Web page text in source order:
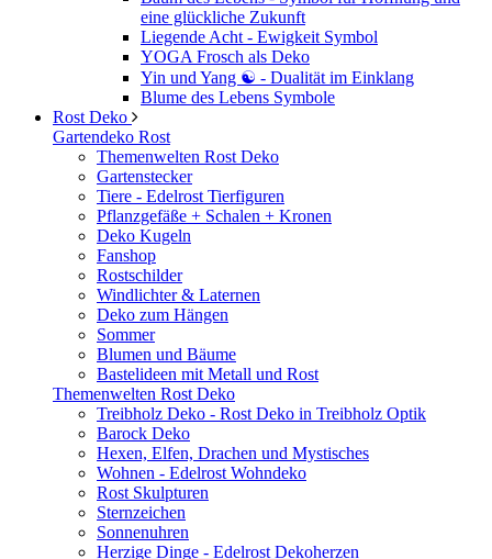
eine glückliche Zukunft
Liegende Acht - Ewigkeit Symbol
YOGA Frosch als Deko
Yin und Yang ☯ - Dualität im Einklang
Blume des Lebens Symbole
Rost Deko
Gartendeko Rost
Themenwelten Rost Deko
Gartenstecker
Tiere - Edelrost Tierfiguren
Pflanzgefäße + Schalen + Kronen
Deko Kugeln
Fanshop
Rostschilder
Windlichter & Laternen
Deko zum Hängen
Sommer
Blumen und Bäume
Bastelideen mit Metall und Rost
Themenwelten Rost Deko
Treibholz Deko - Rost Deko in Treibholz Optik
Barock Deko
Hexen, Elfen, Drachen und Mystisches
Wohnen - Edelrost Wohndeko
Rost Skulpturen
Sternzeichen
Sonnenuhren
Herzige Dinge - Edelrost Dekoherzen